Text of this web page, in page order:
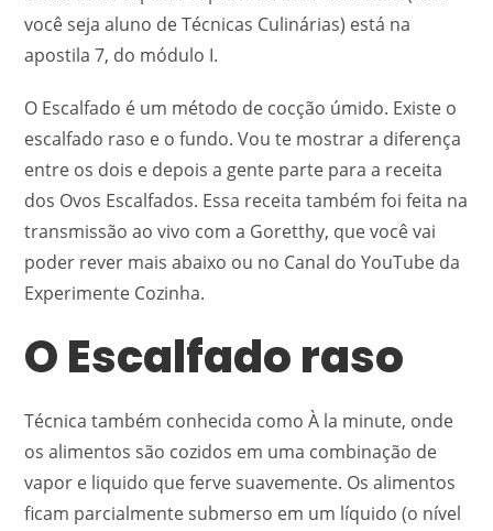
você seja aluno de Técnicas Culinárias) está na
apostila 7, do módulo I.
O Escalfado é um método de cocção úmido. Existe o
escalfado raso e o fundo. Vou te mostrar a diferença
entre os dois e depois a gente parte para a receita
dos Ovos Escalfados. Essa receita também foi feita na
transmissão ao vivo com a Goretthy, que você vai
poder rever mais abaixo ou no Canal do YouTube da
Experimente Cozinha.
O Escalfado raso
Técnica também conhecida como À la minute, onde
os alimentos são cozidos em uma combinação de
vapor e liquido que ferve suavemente. Os alimentos
ficam parcialmente submerso em um líquido (o nível